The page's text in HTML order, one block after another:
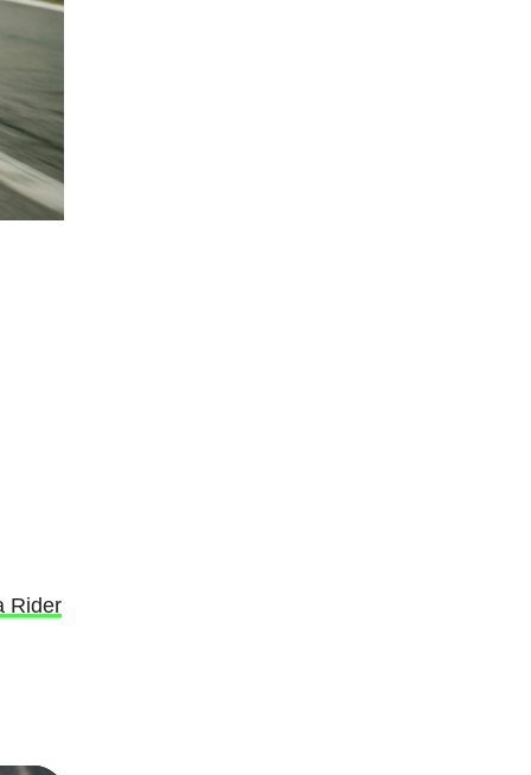
Rider